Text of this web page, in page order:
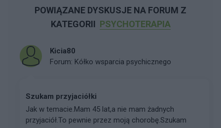
POWIĄZANE DYSKUSJE NA FORUM Z
KATEGORII PSYCHOTERAPIA
Kicia80
Forum: Kółko wsparcia psychicznego
Szukam przyjaciółki
Jak w temacie.Mam 45 lat,a nie mam żadnych
przyjaciół.To pewnie przez moją chorobę.Szukam